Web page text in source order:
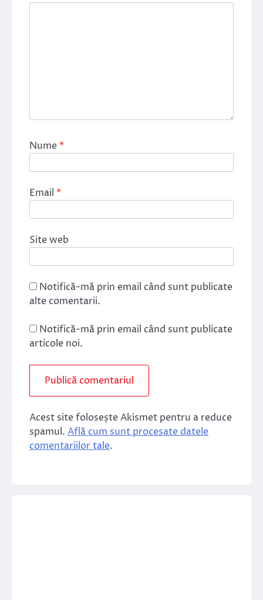
Nume*
Email *
Site web
Notifică-mă prin email când sunt publicate
alte comentarii.
Notifică-mă prin email când sunt publicate
articole noi.
Acest site folosește Akismet pentru a reduce
spamul. Află cum sunt procesate datele
comentariilor tale.